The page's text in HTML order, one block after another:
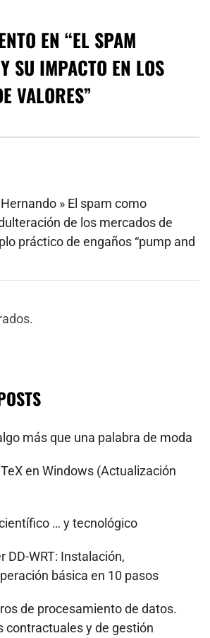
EN “EL SPAM
SU IMPACTO EN LOS
VALORES”
» El spam como
de los mercados de
práctico de engaños “pump and
más que una palabra de moda
en Windows (Actualización
… y tecnológico
DD-WRT: Instalación,
básica en 10 pasos
de procesamiento de datos.
contractuales y de gestión